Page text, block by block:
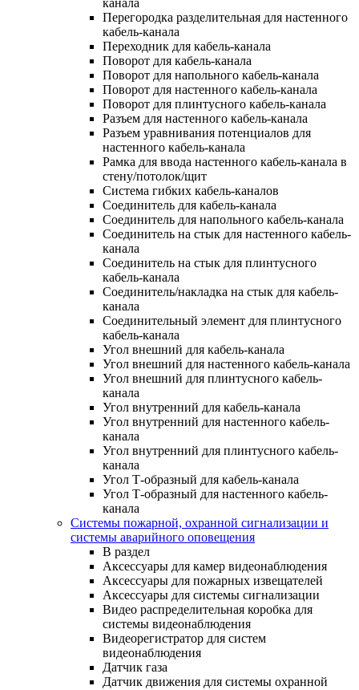
Перегородка разделительная для настенного
кабель-канала
Переходник для кабель-канала
Поворот для кабель-канала
Поворот для напольного кабель-канала
Поворот для настенного кабель-канала
Поворот для плинтусного кабель-канала
Разъем для настенного кабель-канала
Разъем уравнивания потенциалов для
настенного кабель-канала
Рамка для ввода настенного кабель-канала в
стену/потолок/щит
Система гибких кабель-каналов
Соединитель для кабель-канала
Соединитель для напольного кабель-канала
Соединитель на стык для настенного кабель-
канала
Соединитель на стык для плинтусного
кабель-канала
Соединитель/накладка на стык для кабель-
канала
Соединительный элемент для плинтусного
кабель-канала
Угол внешний для кабель-канала
Угол внешний для настенного кабель-канала
Угол внешний для плинтусного кабель-
канала
Угол внутренний для кабель-канала
Угол внутренний для настенного кабель-
канала
Угол внутренний для плинтусного кабель-
канала
Угол Т-образный для кабель-канала
Угол Т-образный для настенного кабель-
канала
Системы пожарной, охранной сигнализации и
системы аварийного оповещения
В раздел
Аксессуары для камер видеонаблюдения
Аксессуары для пожарных извещателей
Аксессуары для системы сигнализации
Видео распределительная коробка для
системы видеонаблюдения
Видеорегистратор для систем
видеонаблюдения
Датчик газа
Датчик движения для системы охранной